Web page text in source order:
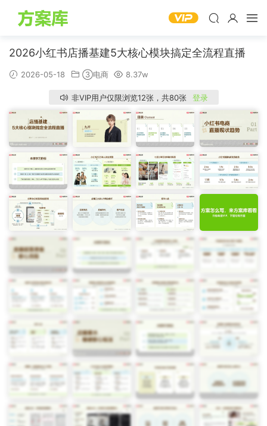
2026小红书店播基建5大核心模块搞定全流程直播
2026-05-18 ③电商 8.37w
非VIP用户仅限浏览12张，共80张 登录